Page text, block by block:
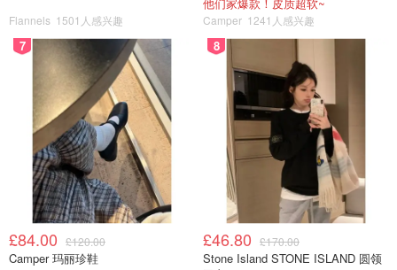
台娱圈大塌房！陈柏霖修杰楷王大陆
逃兵役接连被拘查，最高恐面临5年徒
刑！
小不列颠晒晒君
卢浮宫世纪劫案全揭秘：案件细节、
失窃珠宝清单、幕后黑手揭秘！现实
版卢浮魅影
省钱君 469
Flannels 1501人感兴趣 Camper 1241人感兴趣
7
£84.00 £120.00
Camper 玛丽珍鞋
8
£46.80 £170.00
Stone Island STONE ISLAND 圆领